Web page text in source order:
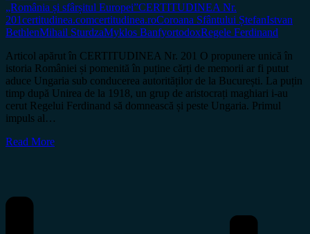
„România și sfârșitul Europei”CERTITUDINEA Nr.
201certitudinea.comcertitudinea.roCoroana Sfântului ȘtefanIstvan
BethlenMihail SturdzaMyklos BanfyortodoxRegele Ferdinand
Articol apărut în CERTITUDINEA Nr. 201 O propunere unică în
istoria României și pomenită în puține cărți de memorii ar fi putut
aduce Ungaria sub conducerea autorităților de la București. La puțin
timp după Unirea de la 1918, un grup de aristocrați maghiari i-au
cerut Regelui Ferdinand să domnească și peste Ungaria. Primul
impuls al…
Read More